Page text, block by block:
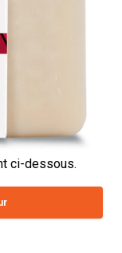
vous
succès. Il
pouvez être
ci-dessous.